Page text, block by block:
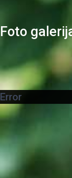
Foto
Error